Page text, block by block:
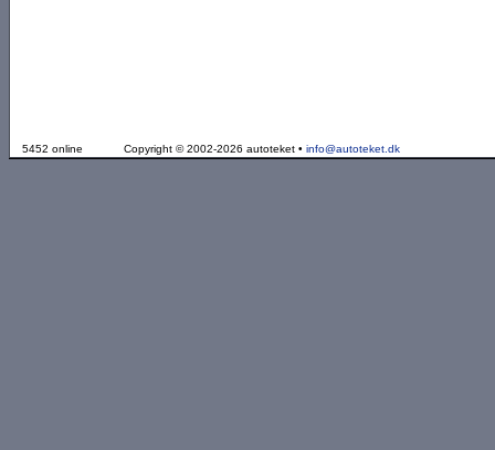
5452 online Copyright © 2002-2026 autoteket • info@autoteket.dk